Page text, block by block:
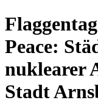
Peace:
nuklearer
Stadt